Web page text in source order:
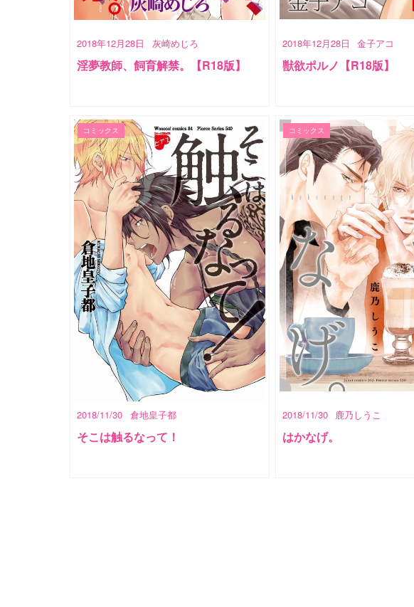
2018年12月28日 灰崎めじろ
淫夢教師、飼育解禁。【R18版】
2018年12月28日 金子アコ
獣欲ポルノ【R18版】
2018/11/30 倉地皇子都
コミックス
そこは触るなって！
2018/11/30 鹿乃しうこ
コミックス
はかなげ。